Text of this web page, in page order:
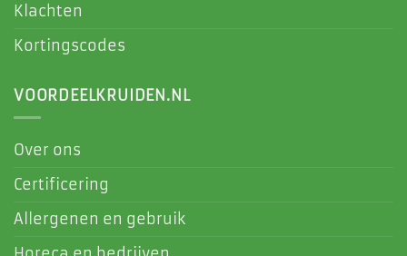
Klachten
Kortingscodes
VOORDEELKRUIDEN.NL
Over ons
Certificering
Allergenen en gebruik